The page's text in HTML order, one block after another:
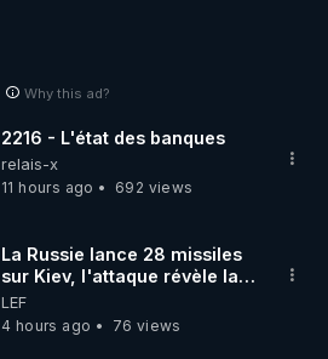
Why this ad?
2216 - L'état des banques
relais-x
11 hours ago
692 views
La Russie lance 28 missiles
sur Kiev, l'attaque révèle la
faiblesse de Kiev
LEF
4 hours ago
76 views